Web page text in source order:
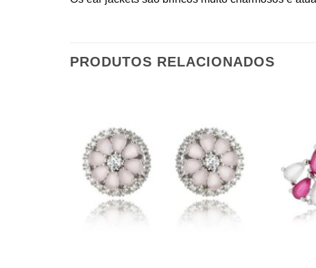
PRODUTOS RELACIONADOS